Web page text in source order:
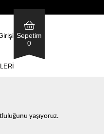
Sepetim
0
yaşıyoruz.